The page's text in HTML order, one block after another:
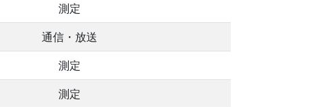
測定
通信・放送
測定
測定